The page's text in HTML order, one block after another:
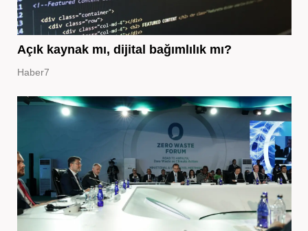
Açık kaynak mı, dijital bağımlılık mı?
Haber7